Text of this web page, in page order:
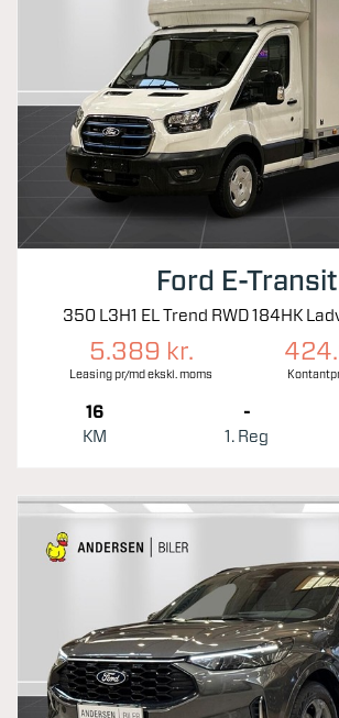
Ford E-Transit
350 L3H1 EL Trend RWD 184HK
5.389 kr.
Leasing pr/md ekskl. moms
16
KM
-
1. Reg